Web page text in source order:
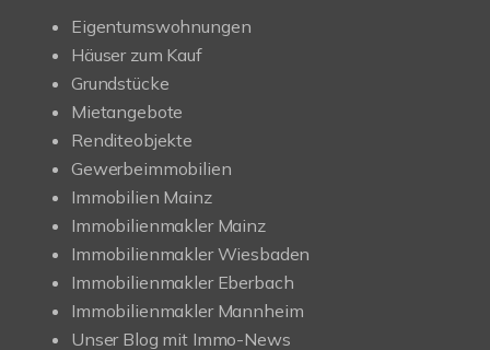
Eigentumswohnungen
Häuser zum Kauf
Grundstücke
Mietangebote
Renditeobjekte
Gewerbeimmobilien
Immobilien Mainz
Immobilienmakler Mainz
Immobilienmakler Wiesbaden
Immobilienmakler Eberbach
Immobilienmakler Mannheim
Unser Blog mit Immo-News